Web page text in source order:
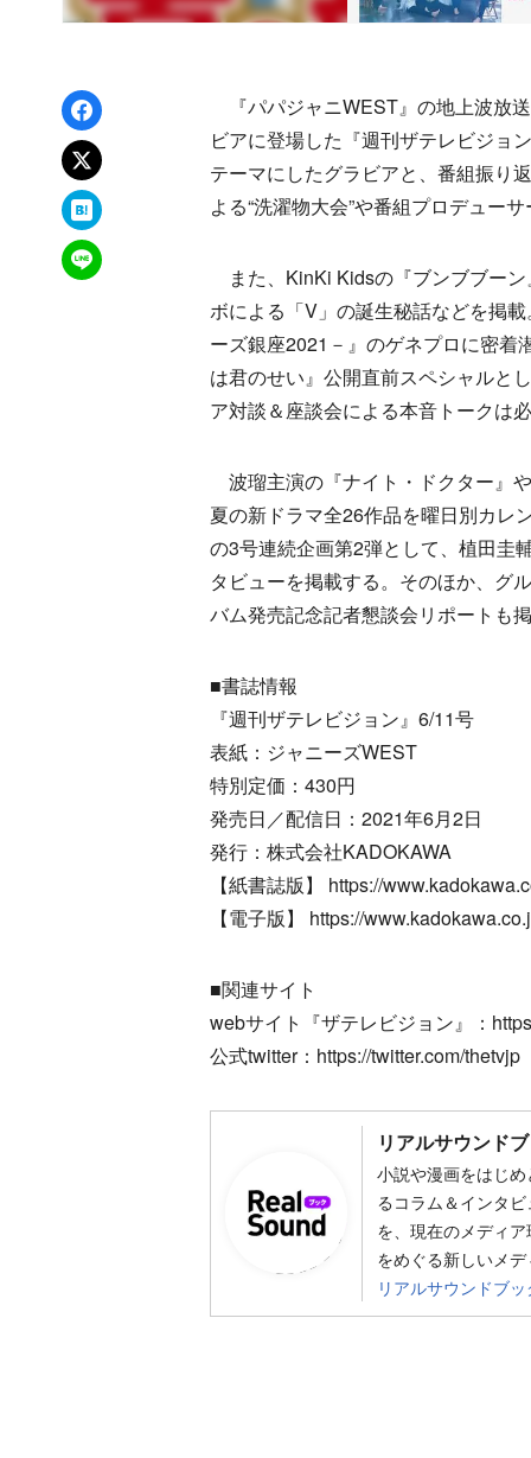
Facebookでシェア
xでポスト
はてなブックマーク
LINEで送る
『パパジャニWEST』の地上波放
ビアに登場した『週刊ザテレビジョ
テーマにしたグラビアと、番組振り
よる“洗濯物大会”や番組プロデュー
また、KinKi Kidsの『ブンブブー
ボによる「V」の誕生秘話などを掲
ーズ銀座2021－』のゲネプロに密着
は君のせい』公開直前スペシャルと
ア対談＆座談会による本音トークは
波瑠主演の『ナイト・ドクター』
夏の新ドラマ全26作品を曜日別カ
の3号連続企画第2弾として、植田圭
タビューを掲載する。そのほか、グ
バム発売記念記者懇談会リポートも
■書誌情報
『週刊ザテレビジョン』6/11号
表紙：ジャニーズWEST
特別定価：430円
発売日／配信日：2021年6月2日
発行：株式会社KADOKAWA
【紙書誌版】 https://
【電子版】 https://
■関連サイト
webサイト『ザテレビジョン』：
公式twitter：https://twitter.com/thetvjp
リアルサウンド
小説や漫画をはじ
るコラム＆インタ
を、現在のメディ
をめぐる新しいメ
リアルサウンドブ